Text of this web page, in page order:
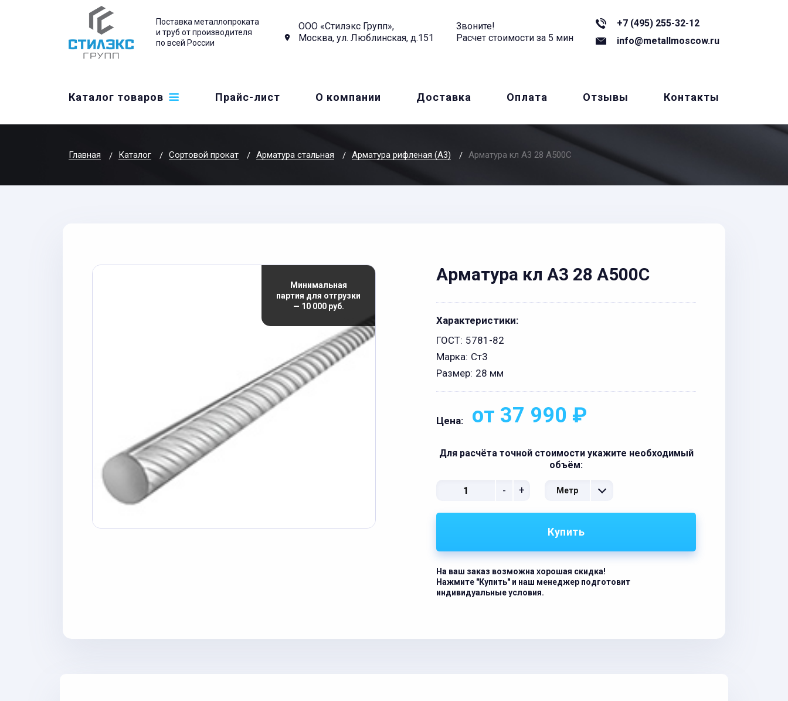
Поставка металлопроката
и труб от производителя
по всей России
ООО «Стилэкс Групп»,
Москва, ул. Люблинская, д.151
Звоните!
Расчет стоимости за 5 мин
+7 (495) 255-32-12
info@metallmoscow.ru
Каталог товаров Прайс-лист О компании Доставка Оплата Отзывы Контакты
Главная Каталог Сортовой прокат Арматура стальная Арматура рифленая (А3) Арматура кл А3 28 А500С
Минимальная
партия для отгрузки
— 10 000 руб.
Арматура кл А3 28 А500С
Характеристики:
ГОСТ: 5781-82
Марка: Ст3
Размер: 28 мм
Цена: от 37 990 ₽
Для расчёта точной стоимости укажите необходимый
объём:
- + Метр
Купить
На ваш заказ возможна хорошая скидка!
Нажмите "Купить" и наш менеджер подготовит
индивидуальные условия.